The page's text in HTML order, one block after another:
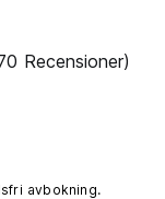
Recensioner)
avbokning.